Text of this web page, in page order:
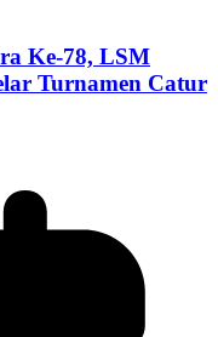
Ke-78, LSM
Turnamen Catur